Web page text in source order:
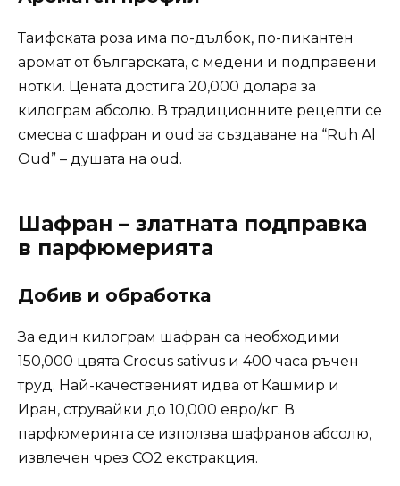
Таифската роза има по-дълбок, по-пикантен
аромат от българската, с медени и подправени
нотки. Цената достига 20,000 долара за
килограм абсолю. В традиционните рецепти се
смесва с шафран и oud за създаване на “Ruh Al
Oud” – душата на oud.
Шафран – златната подправка
в парфюмерията
Добив и обработка
За един килограм шафран са необходими
150,000 цвята Crocus sativus и 400 часа ръчен
труд. Най-качественият идва от Кашмир и
Иран, струвайки до 10,000 евро/кг. В
парфюмерията се използва шафранов абсолю,
извлечен чрез CO2 екстракция.